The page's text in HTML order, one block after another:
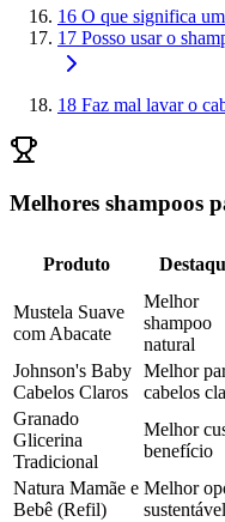
16 O que significa
17 Posso usar o
18 Faz mal lavar o
Melhores shampoos
Produto
Mustela Suave
com Abacate
Melhor
shampoo
natural
Johnson's Baby
Cabelos Claros
Melhor
cabelos
Granado
Glicerina
Tradicional
Melhor
benefício
Natura Mamãe e
Bebê (Refil)
Melhor
sustentável